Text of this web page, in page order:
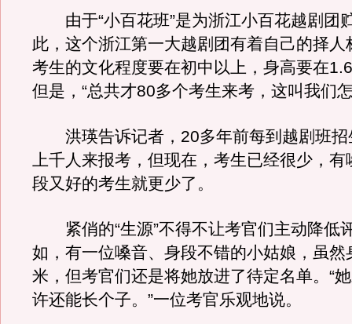
由于“小百花班”是为浙江小百花越剧团
此，这个浙江第一大越剧团有着自己的择人
考生的文化程度要在初中以上，身高要在
但是，“总共才80多个考生来考，这叫我们
洪瑛告诉记者，20多年前每到越剧班招
上千人来报考，但现在，考生已经很少，有
段又好的考生就更少了。
紧俏的“生源”不得不让考官们主动降低
如，有一位嗓音、身段不错的小姑娘，虽然
米，但考官们还是将她放进了待定名单。“
许还能长个子。”一位考官乐观地说。